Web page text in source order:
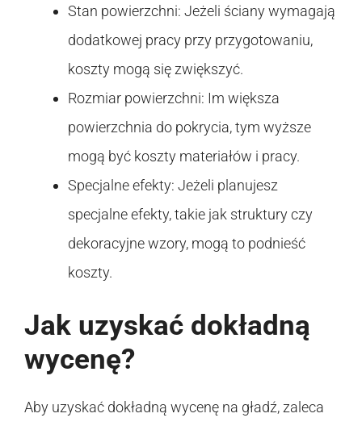
Stan powierzchni: Jeżeli ściany wymagają
dodatkowej pracy przy przygotowaniu,
koszty mogą się zwiększyć.
Rozmiar powierzchni: Im większa
powierzchnia do pokrycia, tym wyższe
mogą być koszty materiałów i pracy.
Specjalne efekty: Jeżeli planujesz
specjalne efekty, takie jak struktury czy
dekoracyjne wzory, mogą to podnieść
koszty.
Jak uzyskać dokładną
wycenę?
Aby uzyskać dokładną wycenę na gładź, zaleca